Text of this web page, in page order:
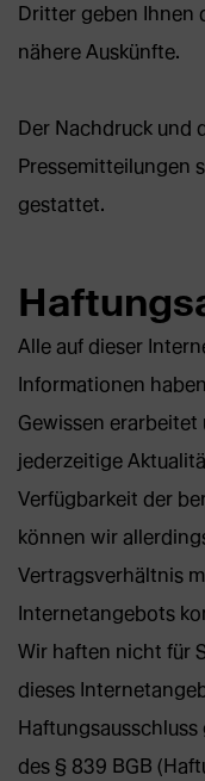
Dritter geben Ihnen
nähere Auskünfte.
Der Nachdruck und
Pressemitteilungen
gestattet.
Alle auf dieser
Informationen
Gewissen erarbeitet
jederzeitige
Verfügbarkeit der
können wir
Vertragsverhältnis
Internetangebots
Wir haften nicht für
dieses
des § 839 BGB